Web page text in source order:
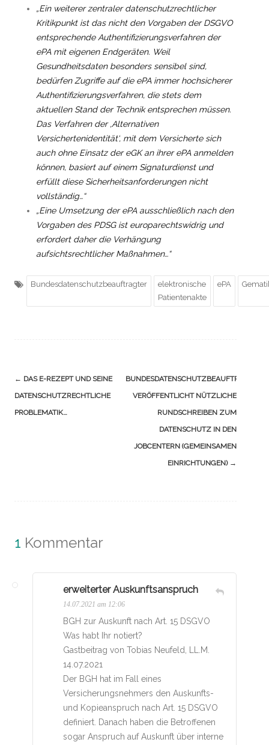
„Ein weiterer zentraler datenschutzrechtlicher
Kritikpunkt ist das nicht den Vorgaben der DSGVO
entsprechende Authentifizierungsverfahren der
ePA mit eigenen Endgeräten. Weil
Gesundheitsdaten besonders sensibel sind,
bedürfen Zugriffe auf die ePA immer hochsicherer
Authentifizierungsverfahren, die stets dem
aktuellen Stand der Technik entsprechen müssen.
Das Verfahren der ‚Alternativen
Versichertenidentität‘, mit dem Versicherte sich
auch ohne Einsatz der eGK an ihrer ePA anmelden
können, basiert auf einem Signaturdienst und
erfüllt diese Sicherheitsanforderungen nicht
vollständig…“
„Eine Umsetzung der ePA ausschließlich nach den
Vorgaben des PDSG ist europarechtswidrig und
erfordert daher die Verhängung
aufsichtsrechtlicher Maßnahmen…“
Bundesdatenschutzbeauftragter
elektronische
Patientenakte
ePA
Navigation
(Beiträge)
← DAS E-REZEPT UND SEINE
DATENSCHUTZRECHTLICHE
PROBLEMATIK…
BUNDESDATENSCHUTZBEAUFTRAGTER
VERÖFFENTLICHT NÜTZLICHE
RUNDSCHREIBEN ZUM
DATENSCHUTZ IN DEN
JOBCENTERN (GEMEINSAMEN
EINRICHTUNGEN) →
1 Kommentar
erweiterter Auskunftsanspruch
14.07.2021 am 12:06
BGH zur Auskunft nach Art. 15 DSGVO
Was habt Ihr notiert?
Gastbeitrag von Tobias Neufeld, LL.M.
14.07.2021
Der BGH hat im Fall eines
Versicherungsnehmers den Auskunfts-
und Kopieanspruch nach Art. 15 DSGVO
definiert. Danach haben die Betroffenen
sogar Anspruch auf Auskunft über interne